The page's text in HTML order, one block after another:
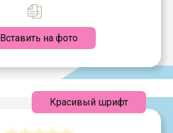
Вставить на фото
Красивый шрифт